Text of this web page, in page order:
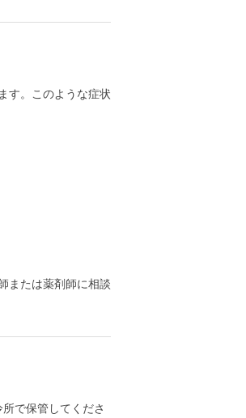
す。このような症状
または薬剤師に相談
で保管してくださ